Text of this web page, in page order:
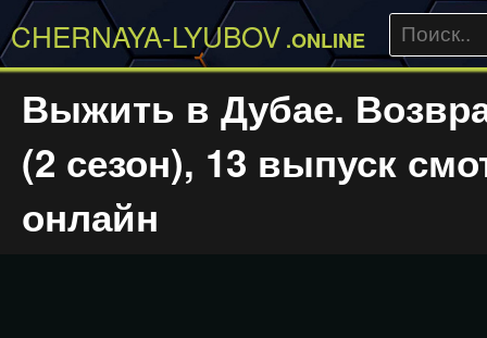
CHERNAYA-LYUBOV .ONLINE
Выжить в Дубае.
(2 сезон), 13 выпуск
онлайн